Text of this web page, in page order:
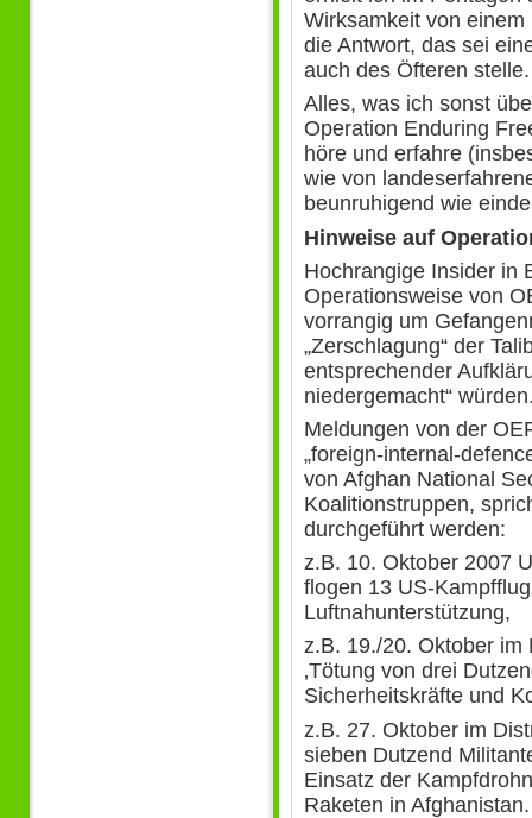
Wirksamkeit von
die Antwort, das sei
auch des Öfteren stelle.
Alles, was ich sonst
Operation Enduring
höre und erfahre
wie von
beunruhigend wie
Hinweise auf
Hochrangige Insider in
Operationsweise von
vorrangig um
„Zerschlagung“ der
entsprechender
niedergemacht“
Meldungen von der
„foreign-internal-
von Afghan National
Koalitionstruppen,
durchgeführt werden:
z.B. 10. Oktober 2007
flogen 13 US-
Luftnahunterstützung,
z.B. 19./20. Oktober im
‚Tötung von drei
Sicherheitskräfte und
z.B. 27. Oktober im
sieben Dutzend
Einsatz der
Raketen in